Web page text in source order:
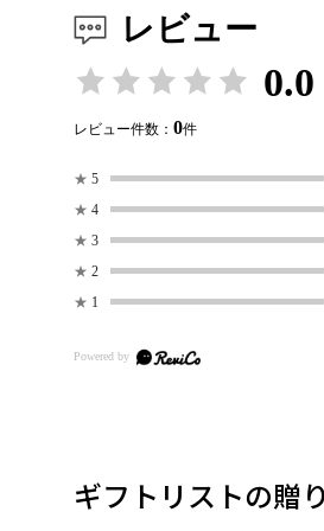
レビュー
0.0
レビュー件数： 0件
★ 5
★ 4
★ 3
★ 2
★ 1
ギフトリストの贈